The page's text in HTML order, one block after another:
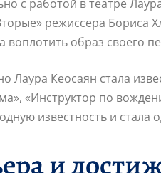
с работой в театре
режиссера Бориса
воплотить образ своего
Лаура Кеосаян стала
«Инструктор по
известность и стала
и